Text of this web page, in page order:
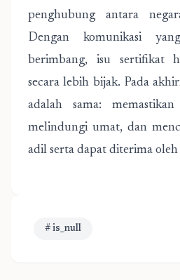
penghubung antara
Dengan komunikasi
berimbang, isu sertifikat
secara lebih bijak. Pada
adalah sama:
melindungi umat, dan
adil serta dapat diterima oleh
# is_null